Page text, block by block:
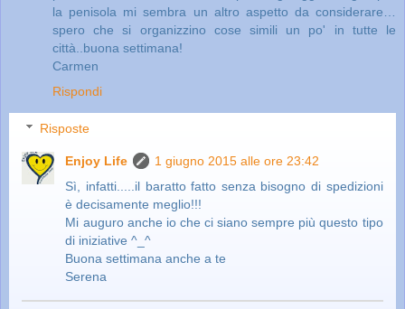
la penisola mi sembra un altro aspetto da considerare…
spero che si organizzino cose simili un po' in tutte le
città..buona settimana!
Carmen
Rispondi
Risposte
Enjoy Life
1 giugno 2015 alle ore 23:42
Sì, infatti.....il baratto fatto senza bisogno di spedizioni
è decisamente meglio!!!
Mi auguro anche io che ci siano sempre più questo tipo
di iniziative ^_^
Buona settimana anche a te
Serena